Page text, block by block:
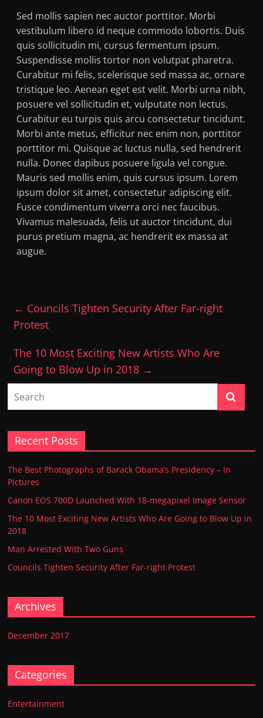
Sed mollis sapien nec auctor porttitor. Morbi
vestibulum libero id neque commodo lobortis. Duis
quis sollicitudin mi, cursus fermentum ipsum.
Suspendisse mollis tortor non volutpat pharetra.
Curabitur mi felis, scelerisque sed massa ac, ornare
tristique leo. Aenean eget est velit. Morbi urna nibh,
posuere vel sollicitudin et, vulputate non lectus.
Curabitur eu turpis quis arcu consectetur tincidunt.
Morbi ante metus, efficitur nec enim non, porttitor
porttitor mi. Quisque ac luctus nulla, sed hendrerit
nulla. Donec dapibus posuere ligula vel congue.
Mauris sed mollis enim, quis cursus ipsum. Lorem
ipsum dolor sit amet, consectetur adipiscing elit.
Fusce condimentum viverra orci nec faucibus.
Vivamus malesuada, felis ut auctor tincidunt, dui
purus pretium magna, ac hendrerit ex massa at
augue.
← Councils Tighten Security After Far-right
Protest
The 10 Most Exciting New Artists Who Are
Going to Blow Up in 2018 →
Recent Posts
The Best Photographs of Barack Obama’s Presidency – In
Pictures
Canon EOS 700D Launched With 18-megapixel Image Sensor
The 10 Most Exciting New Artists Who Are Going to Blow Up in
2018
Man Arrested With Two Guns
Councils Tighten Security After Far-right Protest
Archives
December 2017
Categories
Entertainment